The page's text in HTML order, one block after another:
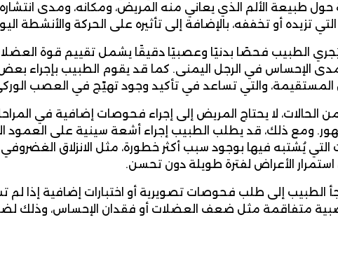
حول طبيعة الألم الذي يعاني منه المريض، ومكانه، ومدى
تزيده أو تخففه، بالإضافة إلى تأثيره على الحركة والأنشطة
الطبيب فحصًا بدنيًا وعصبيًا دقيقًا يشمل تقييم قوة
الإحساس في الرجل اليمنى. كما قد يقوم الطبيب بإجراء بعض
المستقيمة، والتي تساعد في تأكيد وجود تهيّج في العصب
الحالات، لا يحتاج المريض إلى إجراء فحوصات إضافية في
التي يُشتبه فيها بوجود سبب أكثر خطورة، مثل الانزلاق الغضروفي
الأعراض لفترة طويلة دون تحسن.
الطبيب إلى طلب فحوصات تصويرية أو اختبارات إضافية إذا لم
متفاقمة مثل ضعف العضلات أو فقدان الإحساس، وذلك